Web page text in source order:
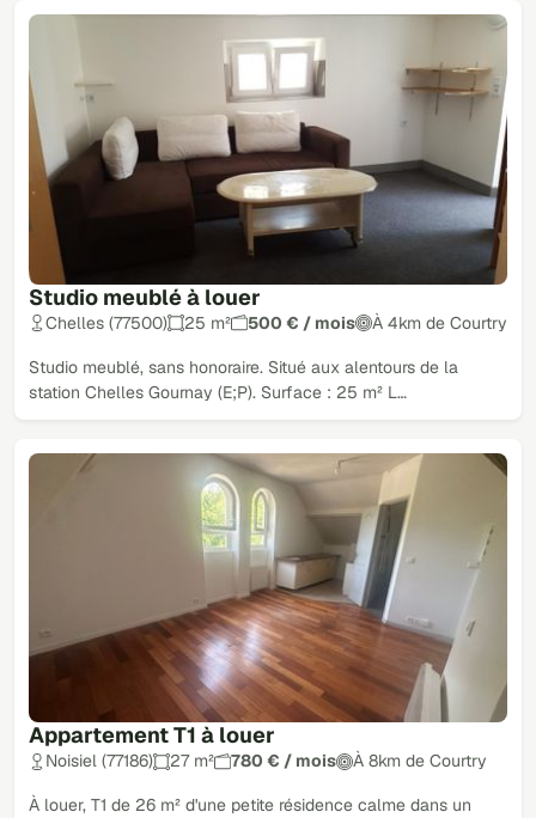
Studio meublé à louer
Chelles (77500) 25 m² 500 € / mois À 4km de Courtry
Studio meublé, sans honoraire. Situé aux alentours de la
station Chelles Gournay (E;P). Surface : 25 m² L…
Appartement T1 à louer
Noisiel (77186) 27 m² 780 € / mois À 8km de Courtry
À louer, T1 de 26 m² d'une petite résidence calme dans un